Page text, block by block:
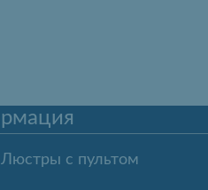
Люстры с пультом